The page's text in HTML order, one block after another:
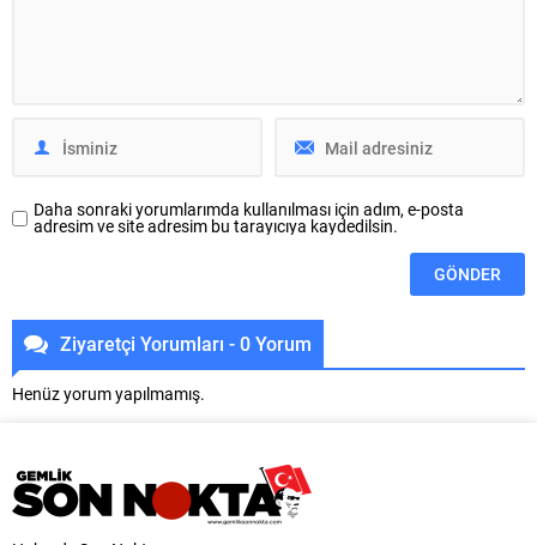
Daha sonraki yorumlarımda kullanılması için adım, e-posta
adresim ve site adresim bu tarayıcıya kaydedilsin.
Ziyaretçi Yorumları - 0 Yorum
Henüz yorum yapılmamış.